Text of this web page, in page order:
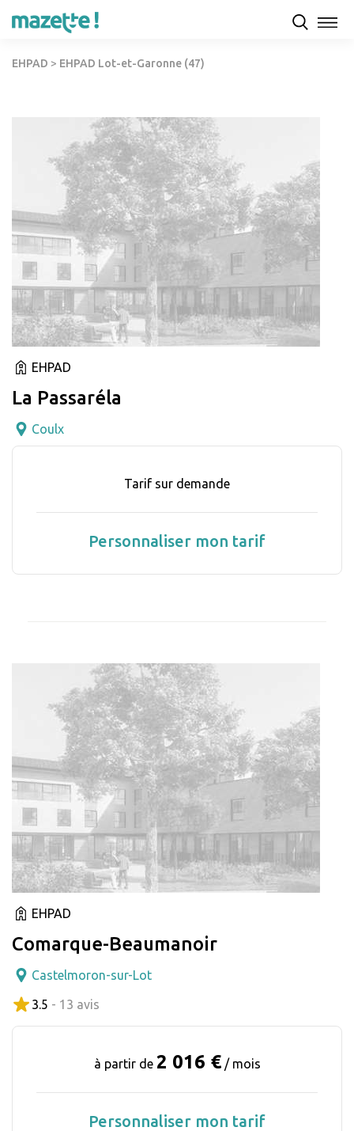
EHPAD > EHPAD Lot-et-Garonne (47)
EHPAD
La Passaréla
Coulx
Tarif sur demande
Personnaliser mon tarif
EHPAD
Comarque-Beaumanoir
Castelmoron-sur-Lot
3.5 - 13 avis
à partir de 2 016 € / mois
Personnaliser mon tarif